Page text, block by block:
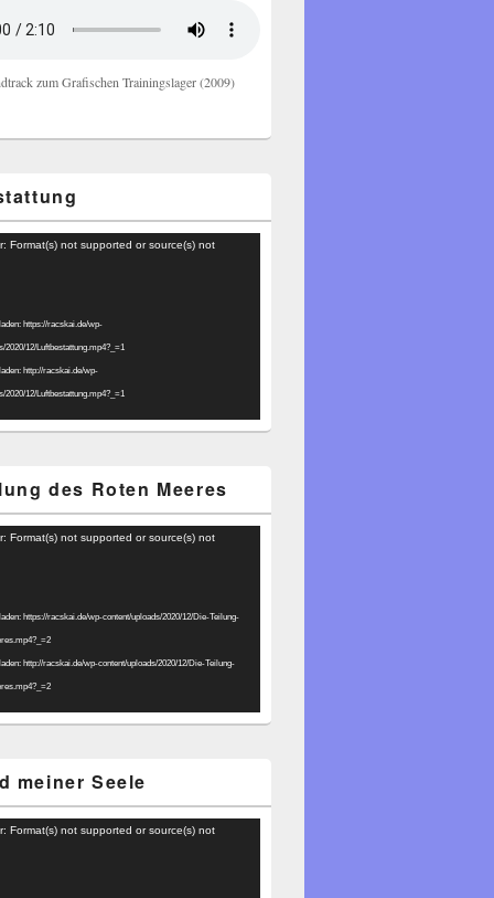
zum Grafischen Trainingslager (2009)
Format(s) not supported or source(s) not
https://racskai.de/wp-
2020/12/Luftbestattung.mp4?_=1
http://racskai.de/wp-
2020/12/Luftbestattung.mp4?_=1
des Roten Meeres
Format(s) not supported or source(s) not
https://racskai.de/wp-content/uploads/2020/12/Die-Teilung-
http://racskai.de/wp-content/uploads/2020/12/Die-Teilung-
meiner Seele
Format(s) not supported or source(s) not